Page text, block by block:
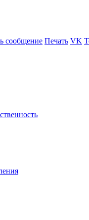
сообщение Печать VK